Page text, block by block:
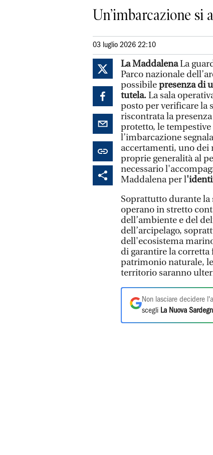
Un’imbarcazione si
03 luglio 2026 22:10
La MaddalenaLa
Parco nazionale
possibilepresenza di
tutela.La sala
posto per verificare la
riscontrata la
protetto, le
l’imbarcazione
accertamenti, uno
proprie generalità al
necessario
Maddalena per l
Soprattutto durante la
operano in stretto
dell’ambiente e del
dell’arcipelago,
dell'ecosistema
di garantire la corretta
patrimonio naturale,
territorio saranno
Non lasciare decidere
scegli La Nuova